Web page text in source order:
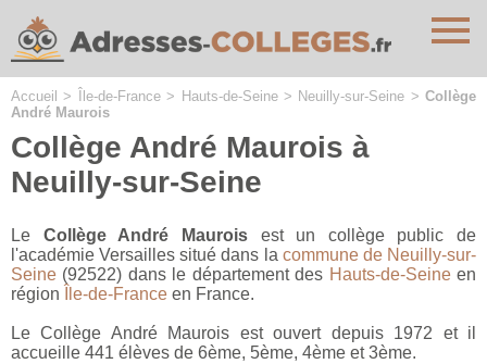
Accueil > Île-de-France> Hauts-de-Seine> Neuilly-sur-Seine > Collège
André Maurois
Collège André Maurois à
Neuilly-sur-Seine
Le Collège André Mauroisest un collège public de
l'académie Versailles situé dans la commune de Neuilly-sur-
Seine (92522) dans le département des Hauts-de-Seineen
région
Île-de-France en France.
Le Collège André Maurois est ouvert depuis 1972 et il
accueille 441 élèves de 6ème, 5ème, 4ème et 3ème.